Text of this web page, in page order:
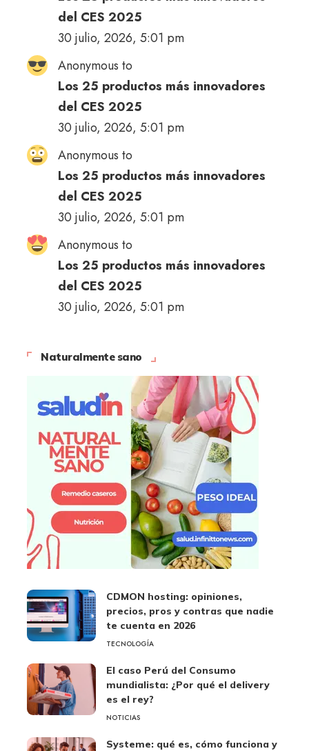
del CES 2025
30 julio, 2026, 5:01 pm
Anonymous to
Los 25 productos más innovadores
del CES 2025
30 julio, 2026, 5:01 pm
Anonymous to
Los 25 productos más innovadores
del CES 2025
30 julio, 2026, 5:01 pm
Anonymous to
Los 25 productos más innovadores
del CES 2025
30 julio, 2026, 5:01 pm
Naturalmente sano
CDMON hosting: opiniones,
precios, pros y contras que nadie
te cuenta en 2026
TECNOLOGÍA
El caso Perú del Consumo
mundialista: ¿Por qué el delivery
es el rey?
NOTICIAS
Systeme: qué es, cómo funciona y